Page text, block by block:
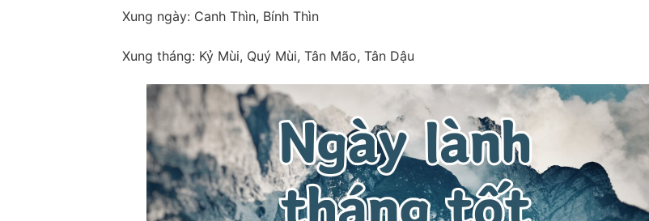
Xung ngày: Canh Thìn, Bính Thìn
Xung tháng: Kỷ Mùi, Quý Mùi, Tân Mão, Tân Dậu